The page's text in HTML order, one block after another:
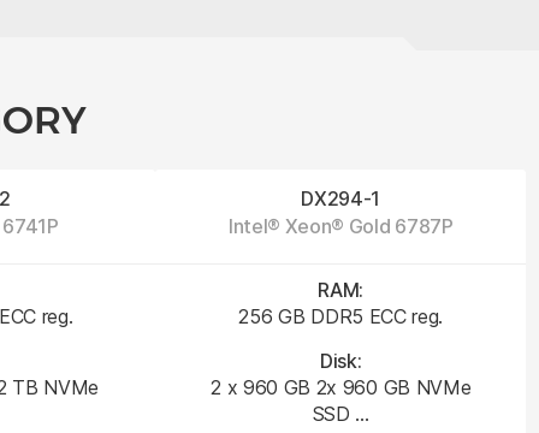
reg.
TB NVMe
DX294-1
Intel® Xeon® Gold 6787P
RAM:
256 GB DDR5 ECC reg.
Disk:
2 x 960 GB 2x 960 GB NVMe
SSD …